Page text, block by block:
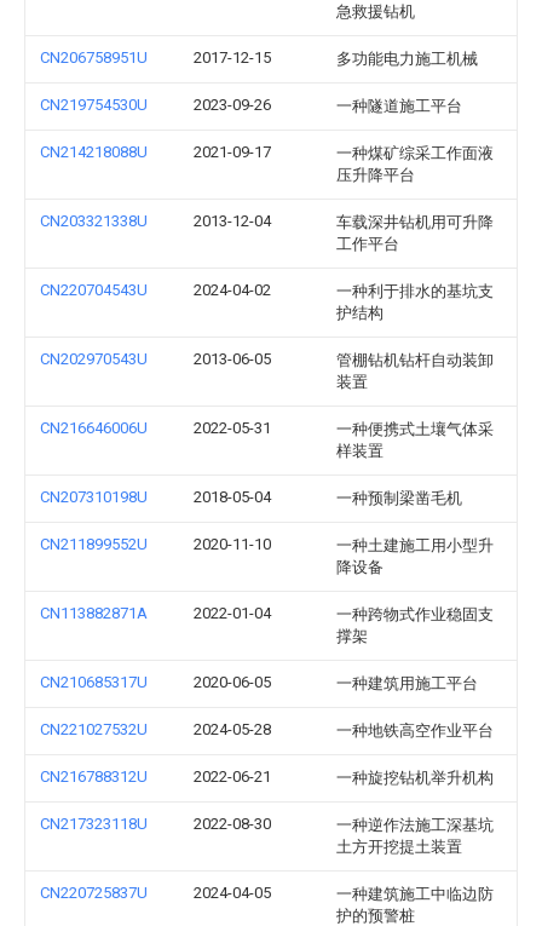
急救援钻机
CN206758951U 2017-12-15 多功能电力施工机械
CN219754530U 2023-09-26 一种隧道施工平台
CN214218088U 2021-09-17
一种煤矿综采工作面液
压升降平台
CN203321338U 2013-12-04
车载深井钻机用可升降
工作平台
CN220704543U 2024-04-02
一种利于排水的基坑支
护结构
CN202970543U 2013-06-05
管棚钻机钻杆自动装卸
装置
CN216646006U 2022-05-31
一种便携式土壤气体采
样装置
CN207310198U 2018-05-04 一种预制梁凿毛机
CN211899552U 2020-11-10
一种土建施工用小型升
降设备
CN113882871A 2022-01-04
一种跨物式作业稳固支
撑架
CN210685317U 2020-06-05 一种建筑用施工平台
CN221027532U 2024-05-28 一种地铁高空作业平台
CN216788312U 2022-06-21 一种旋挖钻机举升机构
CN217323118U 2022-08-30
一种逆作法施工深基坑
土方开挖提土装置
CN220725837U 2024-04-05
一种建筑施工中临边防
护的预警桩